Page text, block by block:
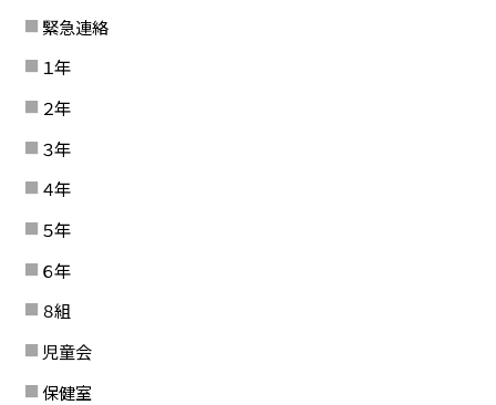
緊急連絡
１年
２年
３年
４年
５年
６年
８組
児童会
保健室